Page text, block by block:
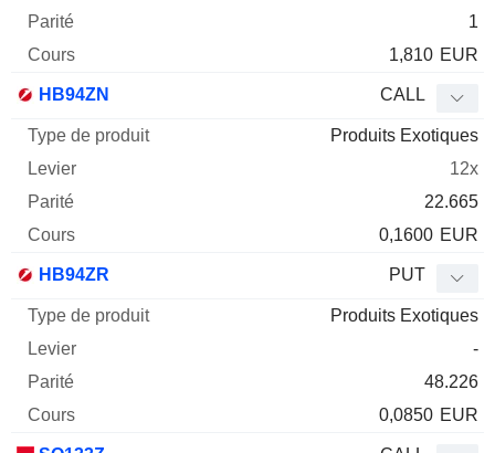
1
1,810 EUR
HB94ZN CALL
Produits Exotiques
12x
22.665
0,1600 EUR
HB94ZR PUT
Produits Exotiques
-
48.226
0,0850 EUR